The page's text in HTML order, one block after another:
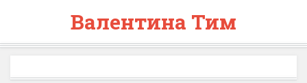
Валентина Тим